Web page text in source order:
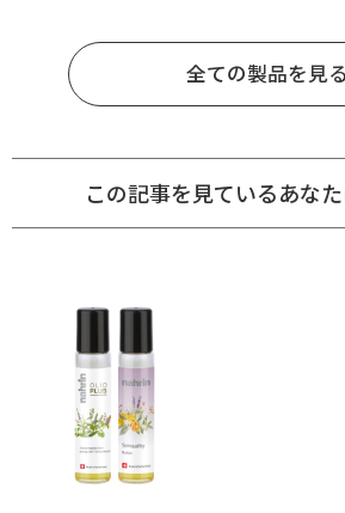
全ての製品を見る
この記事を見ているあな